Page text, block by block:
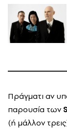
Πράγματι αν
παρουσία των
(ή μάλλον